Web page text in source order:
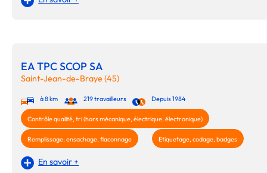
EA TPC SCOP SA
Saint-Jean-de-Braye (45)
à 8 km 219 travailleurs Depuis 1984
Contrôle qualité, tri (hors mécanique, électrique, électronique)
Remplissage, ensachage, flaconnage Etiquetage, codage, badges
En savoir +